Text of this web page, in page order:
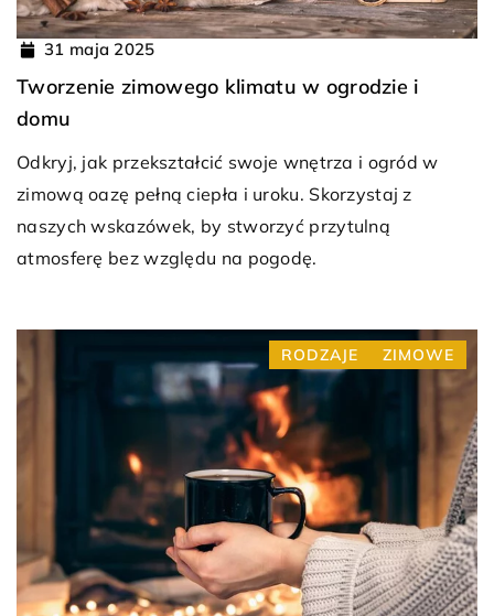
31 maja 2025
Tworzenie zimowego klimatu w ogrodzie i
domu
Odkryj, jak przekształcić swoje wnętrza i ogród w
zimową oazę pełną ciepła i uroku. Skorzystaj z
naszych wskazówek, by stworzyć przytulną
atmosferę bez względu na pogodę.
RODZAJE ZIMOWE